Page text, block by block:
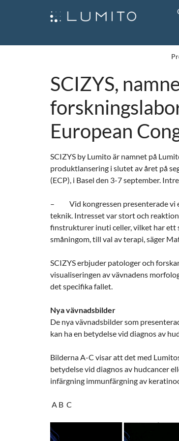
SCIZYS,
European
SCIZYS by Lumito är namnet på
produktlansering i slutet av året på
(ECP), i Basel den 3-7 september.
–
Vid kongressen presenterade
teknik. Intresset var stort och
finstrukturer inuti celler, vilket har ett
småningom, till val av terapi,säger
SCIZYS erbjuder patologer och
visualiseringen av vävnadens
det specifika fallet.
Nya vävnadsbilder
De nya vävnadsbilder som
kan ha en betydelse vid diagnos av
Bilderna A-C visar att det med
betydelse vid diagnos av hudcancer
infärgning immunfärgning av
A B C